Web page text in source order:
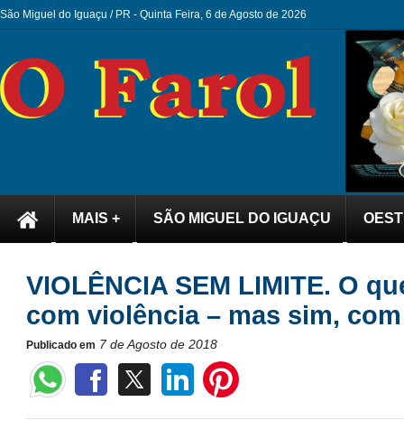
São Miguel do Iguaçu / PR - Quinta Feira, 6 de Agosto de 2026
MAIS + SÃO MIGUEL DO IGUAÇU
VIOLÊNCIA SEM LIMITE. O
com violência – mas sim, com
Publicado em 7 de Agosto de 2018